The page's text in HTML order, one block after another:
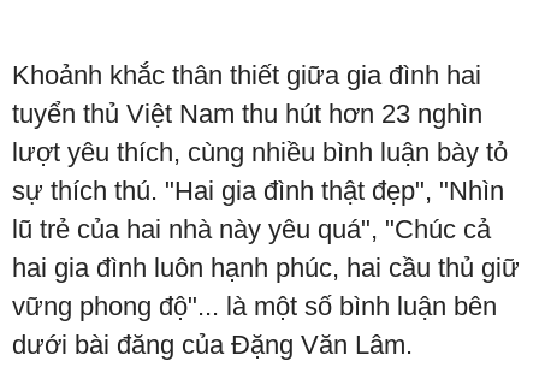
Khoảnh khắc thân thiết giữa gia đình hai
tuyển thủ Việt Nam thu hút hơn 23 nghìn
lượt yêu thích, cùng nhiều bình luận bày tỏ
sự thích thú. "Hai gia đình thật đẹp", "Nhìn
lũ trẻ của hai nhà này yêu quá", "Chúc cả
hai gia đình luôn hạnh phúc, hai cầu thủ giữ
vững phong độ"... là một số bình luận bên
dưới bài đăng của Đặng Văn Lâm.